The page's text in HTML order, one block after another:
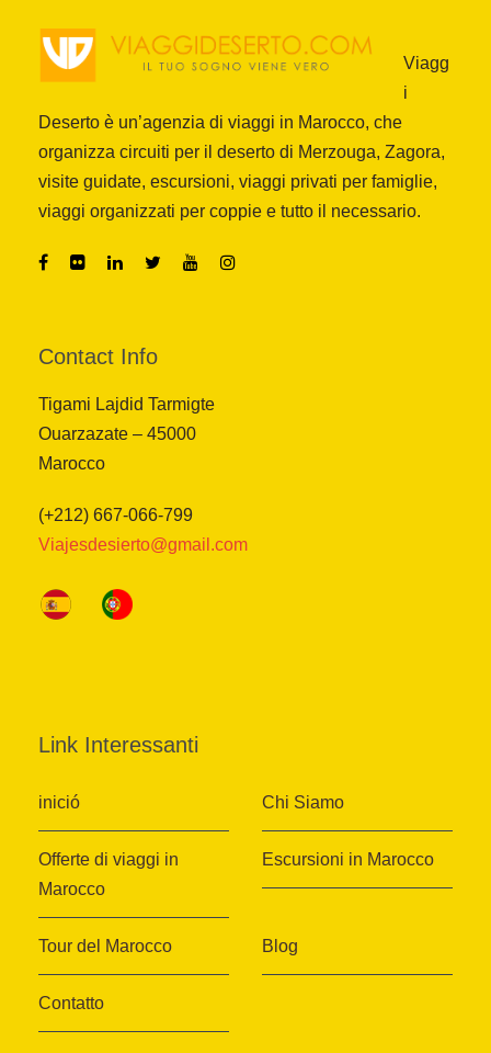
Viagg
i
Deserto è un’agenzia di viaggi in Marocco, che
organizza circuiti per il deserto di Merzouga, Zagora,
visite guidate, escursioni, viaggi privati per famiglie,
viaggi organizzati per coppie e tutto il necessario.
Contact Info
Tigami Lajdid Tarmigte
Ouarzazate – 45000
Marocco
(+212) 667-066-799
Viajesdesierto@gmail.com
Link Interessanti
inició Chi Siamo
Offerte di viaggi in
Marocco
Escursioni in Marocco
Tour del Marocco Blog
Contatto